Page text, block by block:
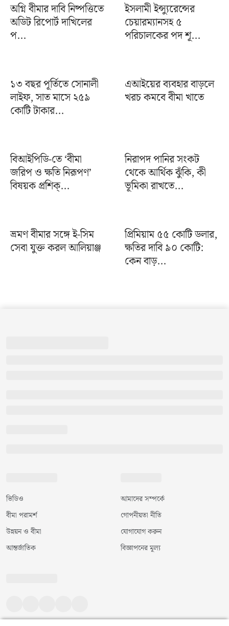
অগ্নি বীমার দাবি নিষ্পত্তিতে
অডিট রিপোর্ট দাখিলের
প...
ইসলামী ইন্স্যুরেন্সের
চেয়ারম্যানসহ ৫
পরিচালকের পদ শূ...
১৩ বছর পূর্তিতে সোনালী
লাইফ, সাত মাসে ২৫৯
কোটি টাকার...
এআইয়ের ব্যবহার বাড়লে
খরচ কমবে বীমা খাতে
বিআইপিডি-তে ‘বীমা
জরিপ ও ক্ষতি নিরূপণ’
বিষয়ক প্রশিক্...
নিরাপদ পানির সংকট
থেকে আর্থিক ঝুঁকি, কী
ভূমিকা রাখতে...
ভ্রমণ বীমার সঙ্গে ই-সিম
সেবা যুক্ত করল আলিয়াঞ্জ
প্রিমিয়াম ৫৫ কোটি ডলার,
ক্ষতির দাবি ৯০ কোটি:
কেন বাড়...
ভিডিও
বীমা পরামর্শ
উন্নয়ন ও বীমা
আন্তর্জাতিক
আমাদের সম্পর্কে
গোপনীয়তা নীতি
যোগাযোগ করুন
বিজ্ঞাপনের মূল্য